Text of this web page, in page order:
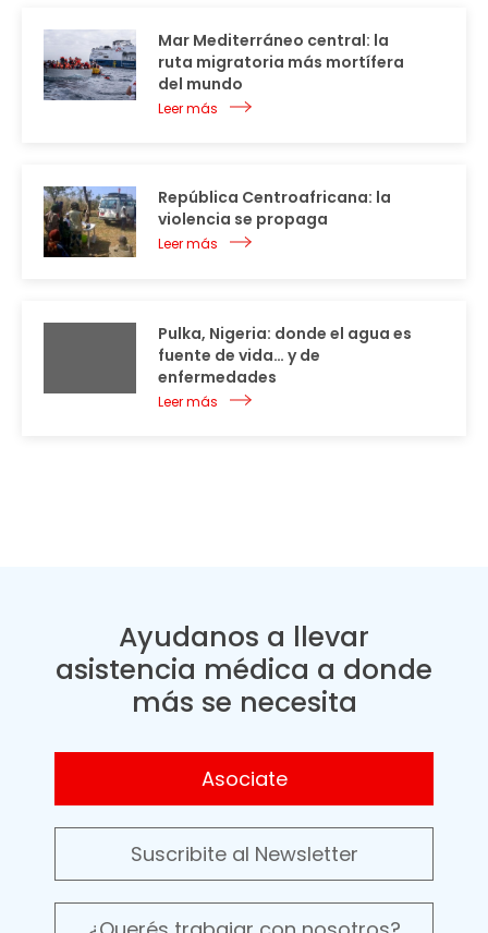
Mar Mediterráneo central: la
ruta migratoria más mortífera
del mundo
Leer más
República Centroafricana: la
violencia se propaga
Leer más
Pulka, Nigeria: donde el agua es
fuente de vida… y de
enfermedades
Leer más
Ayudanos a llevar
asistencia médica a donde
más se necesita
Asociate
Suscribite al Newsletter